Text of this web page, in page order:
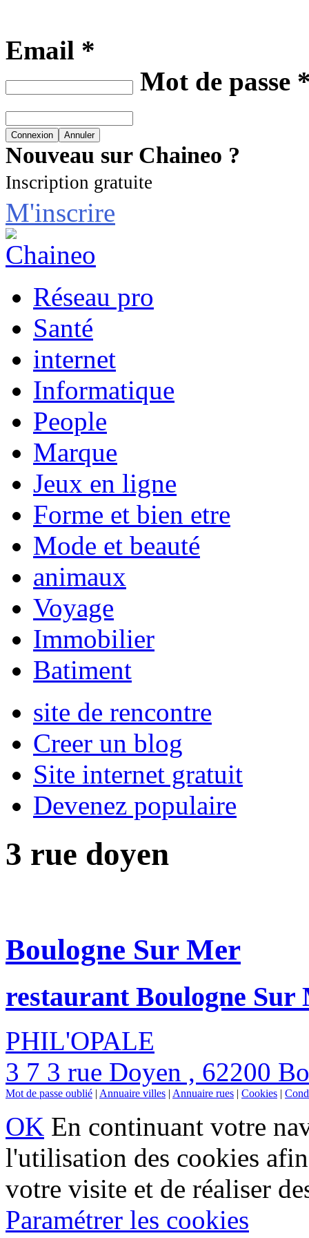
Email *
Mot de passe
Nouveau sur Chaineo ?
Inscription gratuite
M'inscrire
Réseau pro
Santé
internet
Informatique
People
Marque
Jeux en ligne
Forme et bien etre
Mode et beauté
animaux
Voyage
Immobilier
Batiment
site de rencontre
Creer un blog
Site internet gratuit
Devenez populaire
3 rue doyen
Boulogne Sur Mer
restaurant Boulogne Sur
PHIL'OPALE
3 7 3 rue Doyen , 62200
Mot de passe oublié | Annuaire villes | Annuaire rues | Cookies |
OK En continuant votre
l'utilisation des cookies
votre visite et de réaliser
Paramétrer les cookies